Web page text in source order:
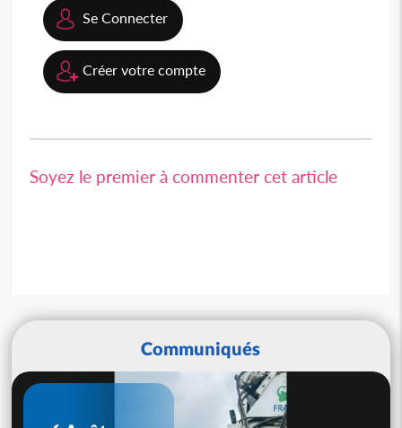
Se Connecter
Créer votre compte
Soyez le premier à commenter cet article
Communiqués